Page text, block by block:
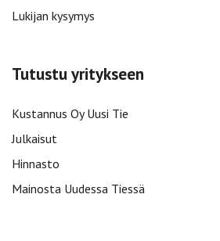
Lukijan kysymys
Tutustu yritykseen
Kustannus Oy Uusi Tie
Julkaisut
Hinnasto
Mainosta Uudessa Tiessä